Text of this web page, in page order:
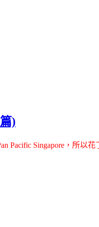
)
Pacific Singapore，所以花